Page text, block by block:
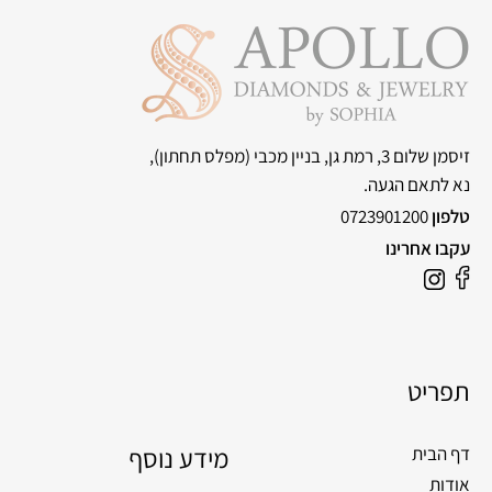
זיסמן שלום 3, רמת גן, בניין מכבי
(מפלס תחתון),
נא לתאם הגעה.
טלפון0723901200
עקבו אחרינו
תפריט
דף הבית
אודות
מידע נוסף